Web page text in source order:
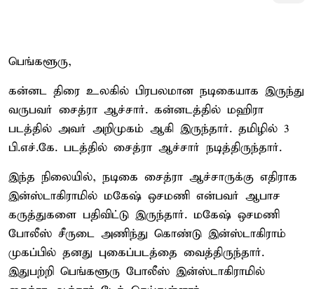
பெங்களூரு,
கன்னட திரை உலகில் பிரபலமான நடிகையாக இருந்து
வருபவர் சைத்ரா ஆச்சார். கன்னடத்தில் மஹிரா
படத்தில் அவர் அறிமுகம் ஆகி இருந்தார். தமிழில் 3
பி.எச்.கே. படத்தில் சைத்ரா ஆச்சார் நடித்திருந்தார்.
இந்த நிலையில், நடிகை சைத்ரா ஆச்சாருக்கு எதிராக
இன்ஸ்டாகிராமில் மகேஷ் ஒசமணி என்பவர் ஆபாச
கருத்துகளை பதிவிட்டு இருந்தார். மகேஷ் ஒசமணி
போலீஸ் சீருடை அணிந்து கொண்டு இன்ஸ்டாகிராம்
முகப்பில் தனது புகைப்படத்தை வைத்திருந்தார்.
இதுபற்றி பெங்களூரு போலீஸ் இன்ஸ்டாகிராமில்